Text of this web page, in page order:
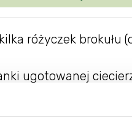
różyczek brokułu
ugotowanej